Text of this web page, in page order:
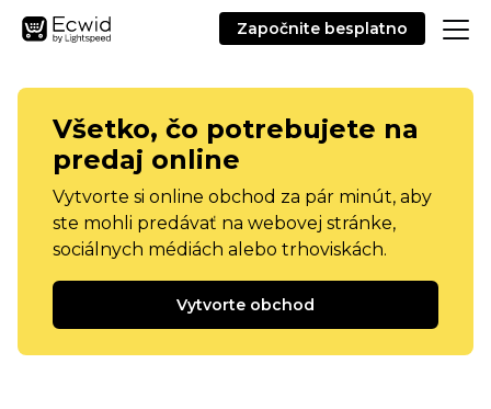
Započnite besplatno
Všetko, čo potrebujete na
predaj online
Vytvorte si online obchod za pár minút, aby
ste mohli predávať na webovej stránke,
sociálnych médiách alebo trhoviskách.
Vytvorte obchod